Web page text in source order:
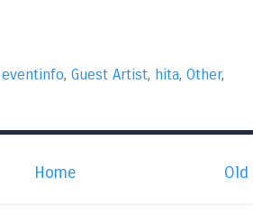
eventinfo, Guest Artist, hita, Other,
Old
Home